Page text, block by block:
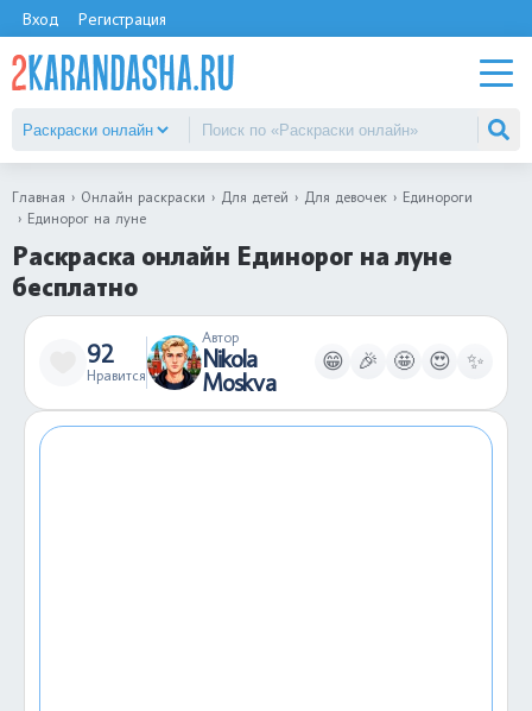
Вход Регистрация
Главная Онлайн раскраски Для детей Для девочек
Единороги
Единорог на луне
Раскраска онлайн Единорог на луне
бесплатно
92
Нравится
Автор
Nikola
Moskva
😁 🎉 🤩 😍 ✨